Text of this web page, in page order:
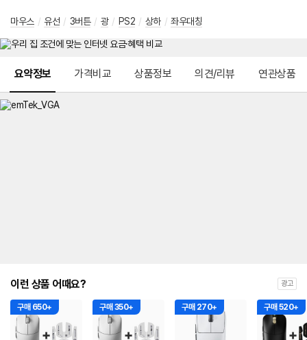
마우스 / 유선 / 3버튼 / 광 / PS2 / 상하 / 좌우대칭
요약정보 가격비교 상품정보 의견/리뷰 연관상품
이런 상품 어때요? 광고
구매 650+ 구매 350+ 구매 270+ 구매 520+